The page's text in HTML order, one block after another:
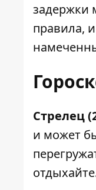
задержки
правила,
Стрелец
и может